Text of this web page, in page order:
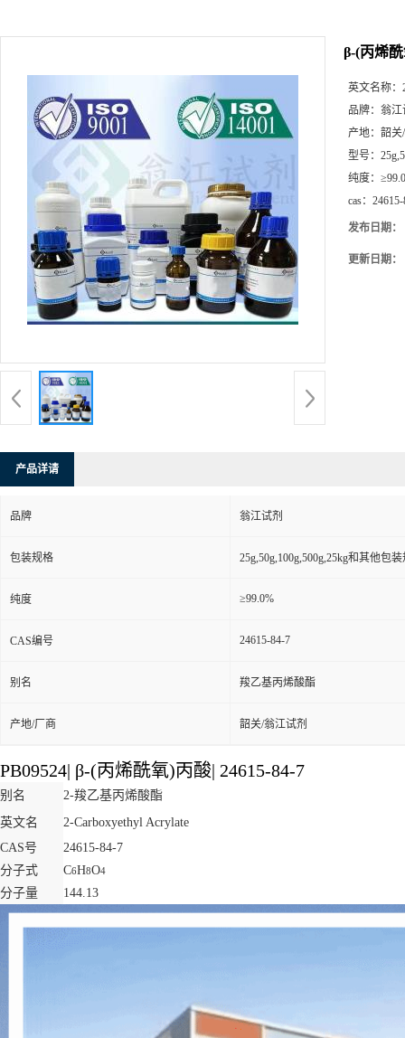
β-(丙烯
英文名称：
品牌： 翁江
产地： 韶关
型号：
纯度：
cas：
发布日期：
更新日期：
产品详请
品牌 翁江试剂
包装规格 25g,50g,100g,500g,25kg和其他包
纯度 ≥99.0%
CAS编号 24615-84-7
别名 羧乙基丙烯酸酯
产地/厂商 韶关/翁江试剂
PB09524| β-(丙烯酰氧)丙酸| 24615-84-7
别名
2-羧乙基丙烯酸酯
英文名
2-Carboxyethyl Acrylate
CAS号
24615-84-7
分子式
C6H8O4
分子量 144.13